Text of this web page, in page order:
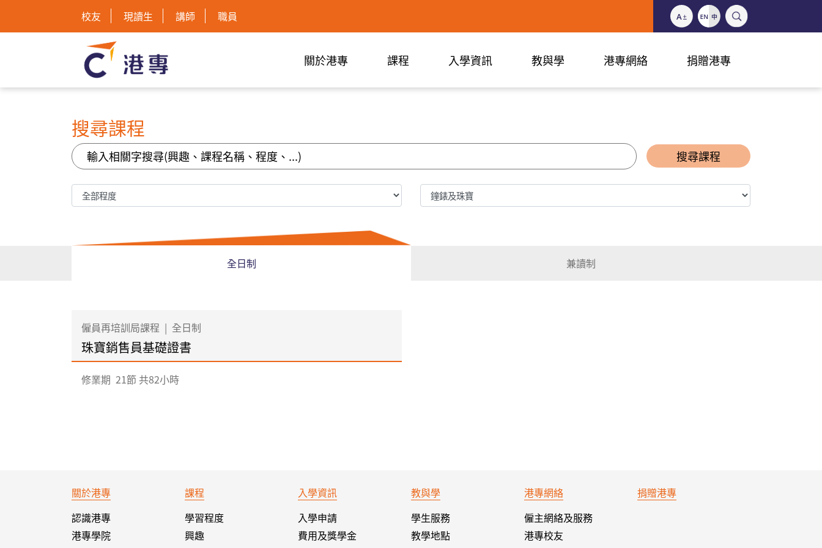
校友 現讀生 講師 職員
關於港專 課程 入學資訊 教與學 港專網絡 捐贈港專
搜尋課程
搜尋課程
全日制 兼讀制
僱員再培訓局課程 | 全日制
珠寶銷售員基礎證書
修業期 21節 共82小時
關於港專
認識港專
港專學院
課程
學習程度
興趣
入學資訊
入學申請
費用及獎學金
教與學
學生服務
教學地點
港專網絡
僱主網絡及服務
港專校友
捐贈港專